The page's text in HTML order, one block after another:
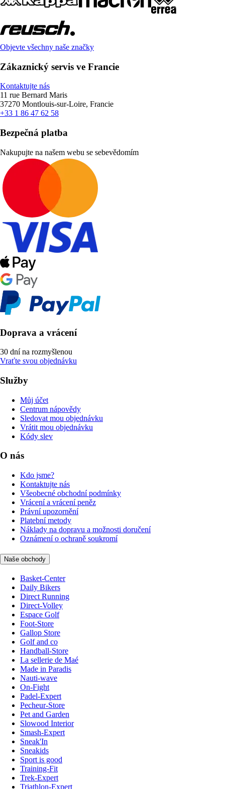
Objevte všechny naše značky
Zákaznický servis ve Francie
Kontaktujte nás
11 rue Bernard Maris
37270 Montlouis-sur-Loire, Francie
+33 1 86 47 62 58
Bezpečná platba
Nakupujte na našem webu se sebevědomím
Doprava a vrácení
30 dní na rozmyšlenou
Vraťte svou objednávku
Služby
Můj účet
Centrum nápovědy
Sledovat mou objednávku
Vrátit mou objednávku
Kódy slev
O nás
Kdo jsme?
Kontaktujte nás
Všeobecné obchodní podmínky
Vrácení a vrácení peněz
Právní upozornění
Platební metody
Náklady na dopravu a možnosti doručení
Oznámení o ochraně soukromí
Naše obchody
Basket-Center
Daily Bikers
Direct Running
Direct-Volley
Espace Golf
Foot-Store
Gallop Store
Golf and co
Handball-Store
La sellerie de Maé
Made in Paradis
Nauti-wave
On-Fight
Padel-Expert
Pecheur-Store
Pet and Garden
Slowood Interior
Smash-Expert
Sneak'In
Sneakids
Sport is good
Training-Fit
Trek-Expert
Triathlon-Expert